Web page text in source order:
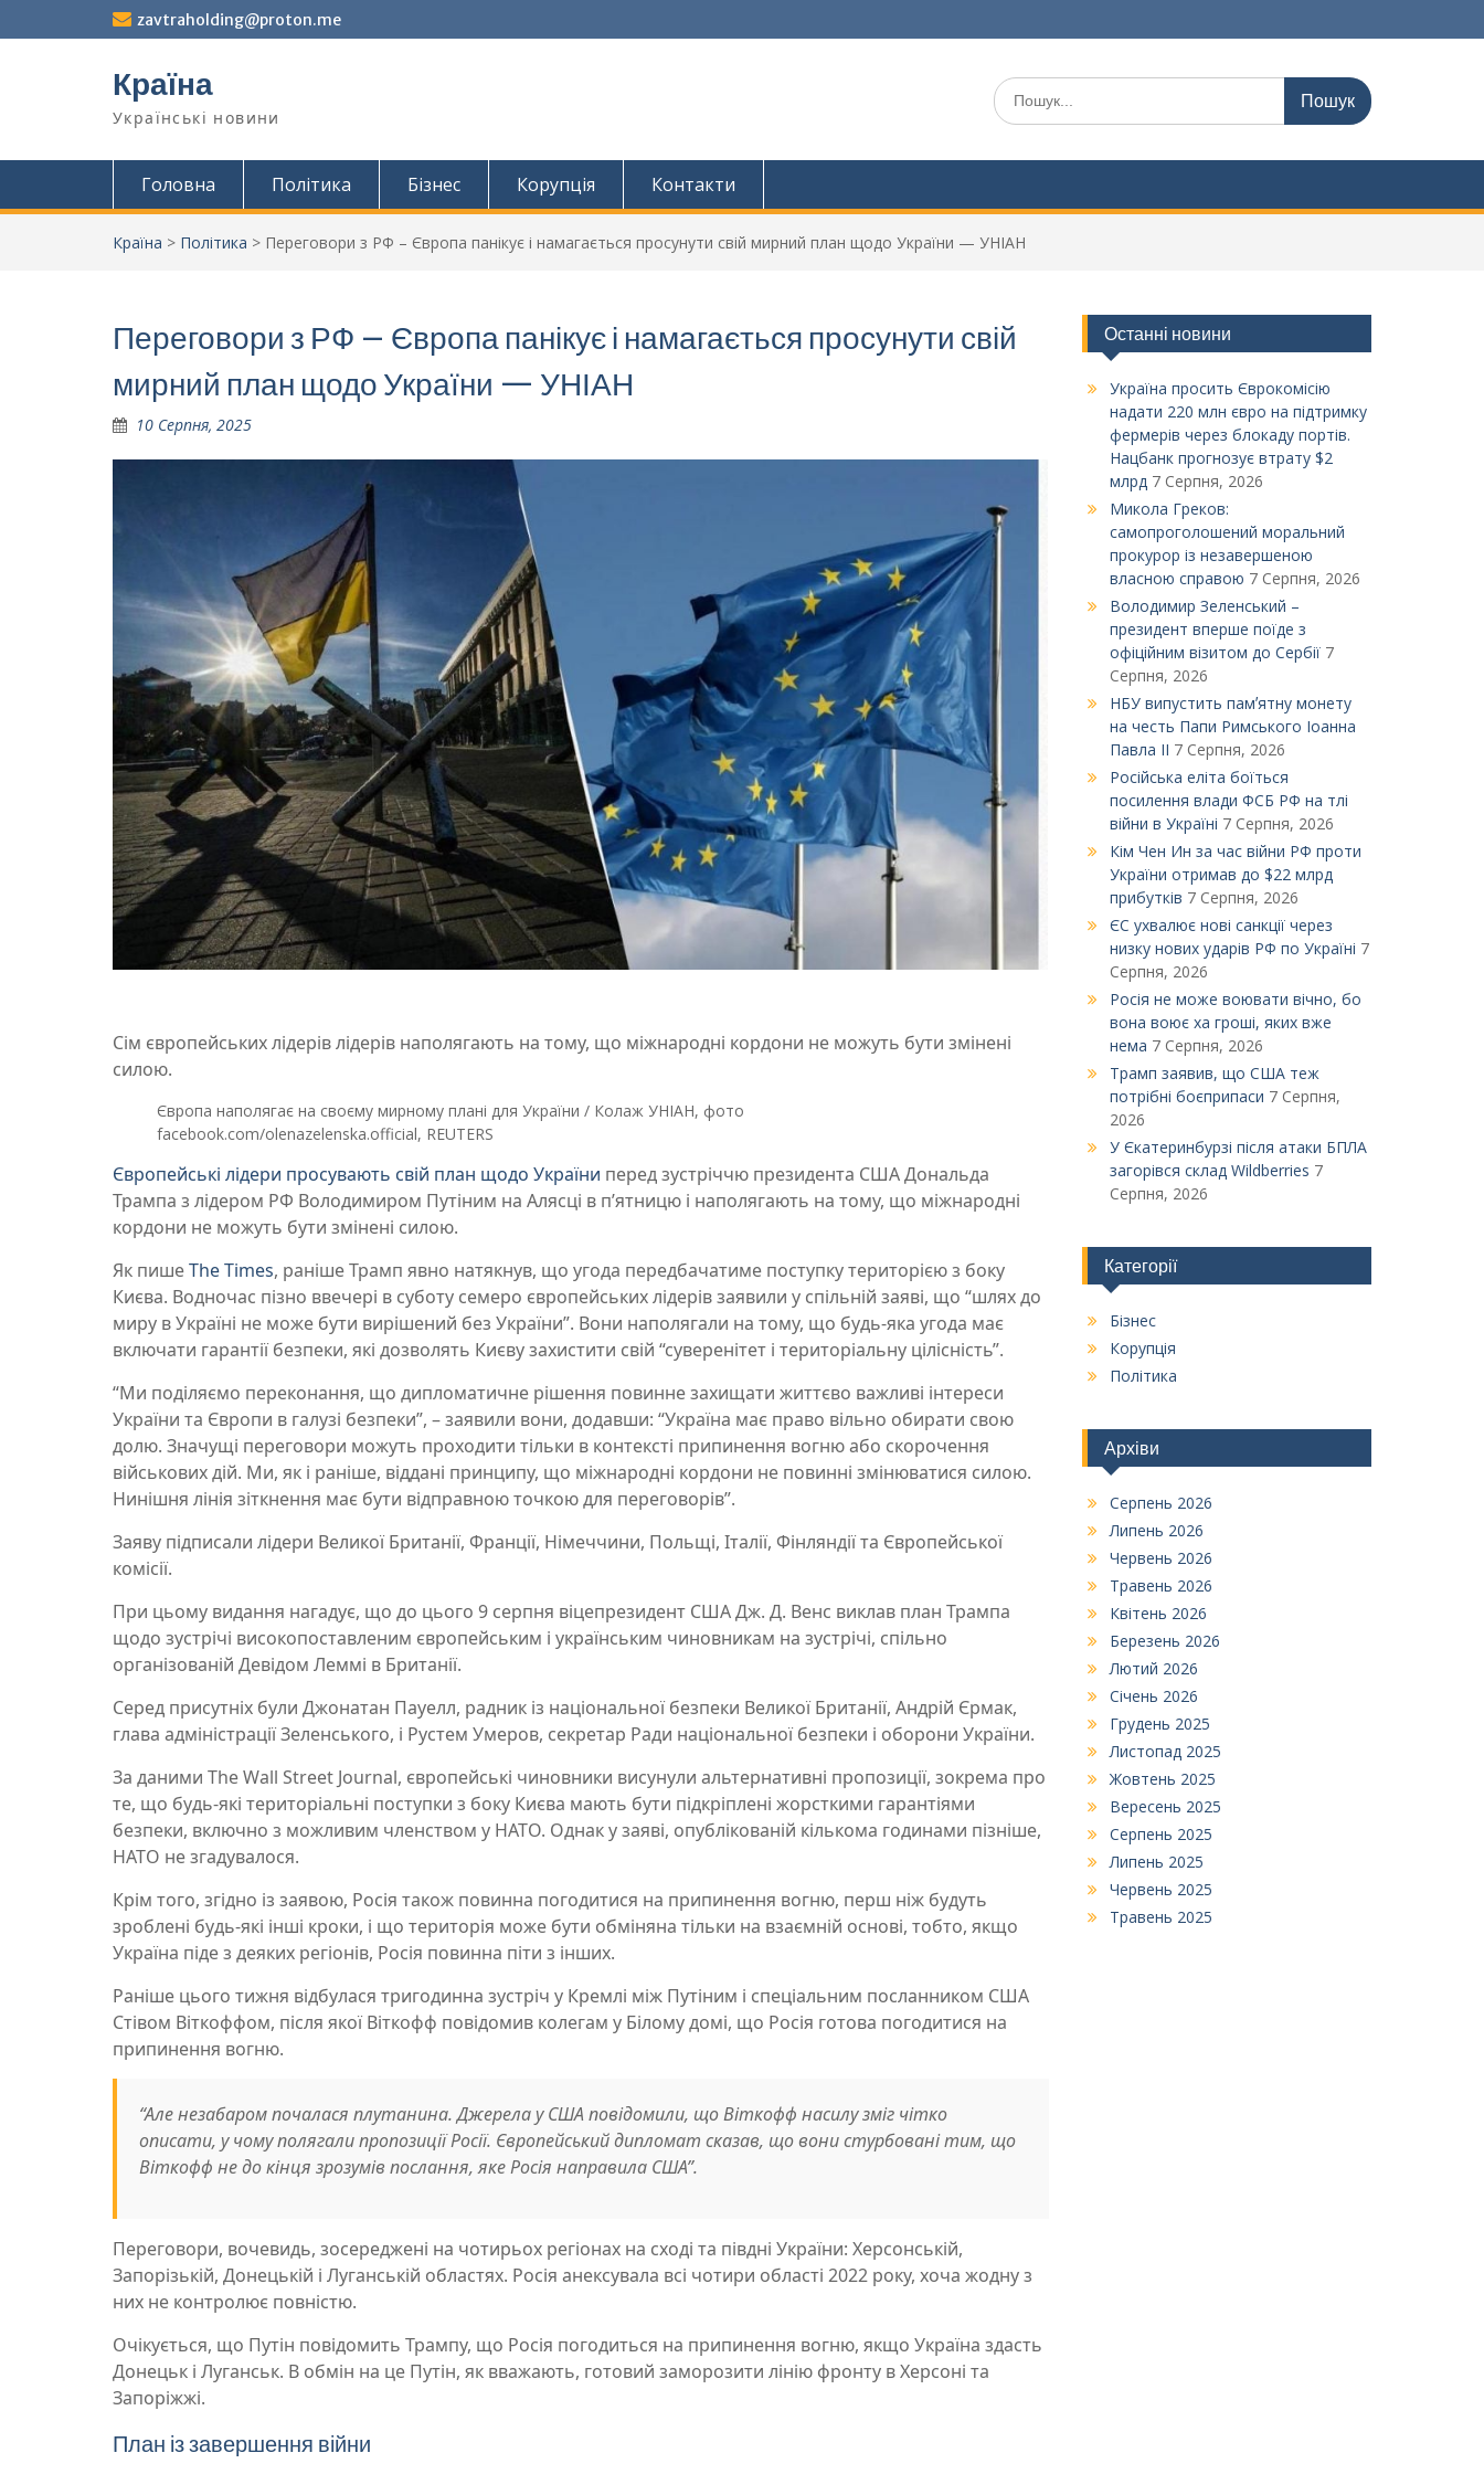
до
zavtraholding@proton.me
Країна
Українські новини
Шукати:
Головна Політика Бізнес Корупція Контакти
Країна > Політика > Переговори з РФ – Європа панікує і намагається просунути свій мирний план щодо України — УНІАН
Переговори з РФ – Європа панікує і намагається просунути свій
мирний план щодо України — УНІАН
10 Серпня, 2025
Сім європейських лідерів лідерів наполягають на тому, що міжнародні кордони не можуть бути змінені
силою.
Європа наполягає на своєму мирному плані для України / Колаж УНІАН, фото
facebook.com/olenazelenska.official, REUTERS
Європейські лідери просувають свій план щодо України перед зустріччю президента США Дональда
Трампа з лідером РФ Володимиром Путіним на Алясці в п’ятницю і наполягають на тому, що міжнародні
кордони не можуть бути змінені силою.
Як пишеThe Times, раніше Трамп явно натякнув, що угода передбачатиме поступку територією з боку
Києва. Водночас пізно ввечері в суботу семеро європейських лідерів заявили у спільній заяві, що “шлях до
миру в Україні не може бути вирішений без України”. Вони наполягали на тому, що будь-яка угода має
включати гарантії безпеки, які дозволять Києву захистити свій “суверенітет і територіальну цілісність”.
“Ми поділяємо переконання, що дипломатичне рішення повинне захищати життєво важливі інтереси
України та Європи в галузі безпеки”, – заявили вони, додавши: “Україна має право вільно обирати свою
долю. Значущі переговори можуть проходити тільки в контексті припинення вогню або скорочення
військових дій. Ми, як і раніше, віддані принципу, що міжнародні кордони не повинні змінюватися силою.
Нинішня лінія зіткнення має бути відправною точкою для переговорів”.
Заяву підписали лідери Великої Британії, Франції, Німеччини, Польщі, Італії, Фінляндії та Європейської
комісії.
При цьому видання нагадує, що до цього 9 серпня віцепрезидент США Дж. Д. Венс виклав план Трампа
щодо зустрічі високопоставленим європейським і українським чиновникам на зустрічі, спільно
організованій Девідом Леммі в Британії.
Серед присутніх були Джонатан Пауелл, радник із національної безпеки Великої Британії, Андрій Єрмак,
глава адміністрації Зеленського, і Рустем Умеров, секретар Ради національної безпеки і оборони України.
За даними The Wall Street Journal, європейські чиновники висунули альтернативні пропозиції, зокрема про
те, що будь-які територіальні поступки з боку Києва мають бути підкріплені жорсткими гарантіями
безпеки, включно з можливим членством у НАТО. Однак у заяві, опублікованій кількома годинами пізніше,
НАТО не згадувалося.
Крім того, згідно із заявою, Росія також повинна погодитися на припинення вогню, перш ніж будуть
зроблені будь-які інші кроки, і що територія може бути обміняна тільки на взаємній основі, тобто, якщо
Україна піде з деяких регіонів, Росія повинна піти з інших.
Раніше цього тижня відбулася тригодинна зустріч у Кремлі між Путіним і спеціальним посланником США
Стівом Віткоффом, після якої Віткофф повідомив колегам у Білому домі, що Росія готова погодитися на
припинення вогню.
“Але незабаром почалася плутанина. Джерела у США повідомили, що Віткофф насилу зміг чітко
описати, у чому полягали пропозиції Росії. Європейський дипломат сказав, що вони стурбовані тим, що
Віткофф не до кінця зрозумів послання, яке Росія направила США”.
Переговори, вочевидь, зосереджені на чотирьох регіонах на сході та півдні України: Херсонській,
Запорізькій, Донецькій і Луганській областях. Росія анексувала всі чотири області 2022 року, хоча жодну з
них не контролює повністю.
Очікується, що Путін повідомить Трампу, що Росія погодиться на припинення вогню, якщо Україна здасть
Донецьк і Луганськ. В обмін на це Путін, як вважають, готовий заморозити лінію фронту в Херсоні та
Запоріжжі.
План із завершення війни
Останні новини
Україна просить Єврокомісію
надати 220 млн євро на підтримку
фермерів через блокаду портів.
Нацбанк прогнозує втрату $2
млрд 7 Серпня, 2026
Микола Греков:
самопроголошений моральний
прокурор із незавершеною
власною справою 7 Серпня, 2026
Володимир Зеленський –
президент вперше поїде з
офіційним візитом до Сербії 7
Серпня, 2026
НБУ випустить памʼятну монету
на честь Папи Римського Іоанна
Павла ІІ 7 Серпня, 2026
Російська еліта боїться
посилення влади ФСБ РФ на тлі
війни в Україні 7 Серпня, 2026
Кім Чен Ин за час війни РФ проти
України отримав до $22 млрд
прибутків 7 Серпня, 2026
ЄС ухвалює нові санкції через
низку нових ударів РФ по Україні 7
Серпня, 2026
Росія не може воювати вічно, бо
вона воює ха гроші, яких вже
нема 7 Серпня, 2026
Трамп заявив, що США теж
потрібні боєприпаси 7 Серпня,
2026
У Єкатеринбурзі після атаки БПЛА
загорівся склад Wildberries 7
Серпня, 2026
Категорії
Бізнес
Корупція
Політика
Архіви
Серпень 2026
Липень 2026
Червень 2026
Травень 2026
Квітень 2026
Березень 2026
Лютий 2026
Січень 2026
Грудень 2025
Листопад 2025
Жовтень 2025
Вересень 2025
Серпень 2025
Липень 2025
Червень 2025
Травень 2025